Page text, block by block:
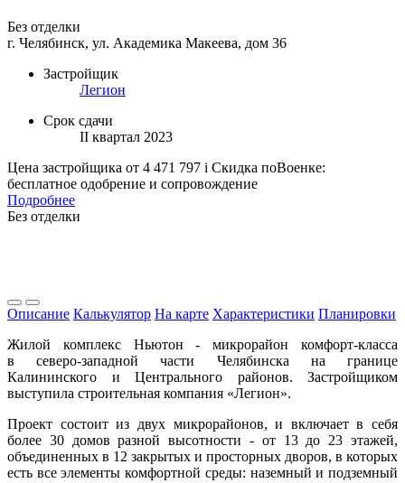
Без отделки
г. Челябинск, ул. Академика Макеева, дом 36
Застройщик
Легион
Срок сдачи
II квартал 2023
Цена застройщика от 4 471 797 i Скидка поВоенке:
бесплатное одобрение и сопровождение
Подробнее
Без отделки
Описание Калькулятор На карте Характеристики Планировки
Жилой комплекс Ньютон - микрорайон комфорт-класса
в северо-западной части Челябинска на границе
Калининского и Центрального районов. Застройщиком
выступила строительная компания «Легион».
Проект состоит из двух микрорайонов, и включает в себя
более 30 домов разной высотности - от 13 до 23 этажей,
объединенных в 12 закрытых и просторных дворов, в которых
есть все элементы комфортной среды: наземный и подземный